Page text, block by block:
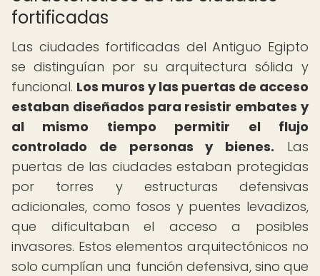
fortificadas
Las ciudades fortificadas del Antiguo Egipto
se distinguían por su arquitectura sólida y
funcional. Los muros y las puertas de acceso
estaban diseñados para resistir embates y
al mismo tiempo permitir el flujo
controlado de personas y bienes. Las
puertas de las ciudades estaban protegidas
por torres y estructuras defensivas
adicionales, como fosos y puentes levadizos,
que dificultaban el acceso a posibles
invasores. Estos elementos arquitectónicos no
solo cumplían una función defensiva, sino que